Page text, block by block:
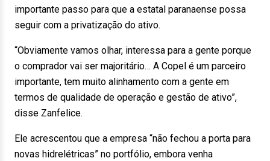
importante passo para que a estatal paranaense possa
seguir com a privatização do ativo.
“Obviamente vamos olhar, interessa para a gente porque
o comprador vai ser majoritário… A Copel é um parceiro
importante, tem muito alinhamento com a gente em
termos de qualidade de operação e gestão de ativo”,
disse Zanfelice.
Ele acrescentou que a empresa “não fechou a porta para
novas hidrelétricas” no portfólio, embora venha